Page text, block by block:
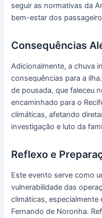
seguir as normativas da
bem-estar dos
Consequências
Adicionalmente, a chuva
consequências para a
de pousada, que faleceu
encaminhado para o
climáticas, afetando
investigação e luto da
Reflexo e
Este evento serve como
vulnerabilidade das
climáticas,
Fernando de Noronha.